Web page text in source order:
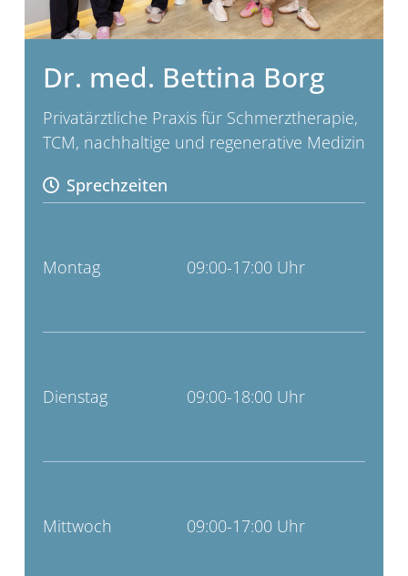
Dr. med. Bettina Borg
Privatärztliche Praxis für Schmerztherapie,
TCM, nachhaltige und regenerative Medizin
Sprechzeiten
Montag 09:00-17:00 Uhr
Dienstag 09:00-18:00 Uhr
Mittwoch 09:00-17:00 Uhr